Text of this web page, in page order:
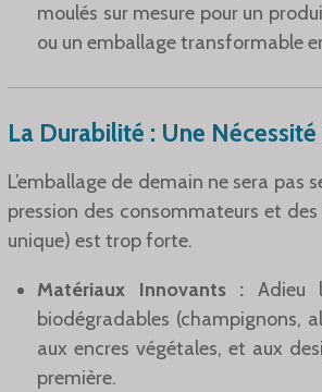
moulés sur mesure pour un
ou un emballage transformable
La Durabilité : Une
L’emballage de demain ne sera pas
pression des consommateurs et
unique) est trop forte.
Matériaux Innovants : Adieu
biodégradables (champignons,
aux encres végétales, et aux
première.